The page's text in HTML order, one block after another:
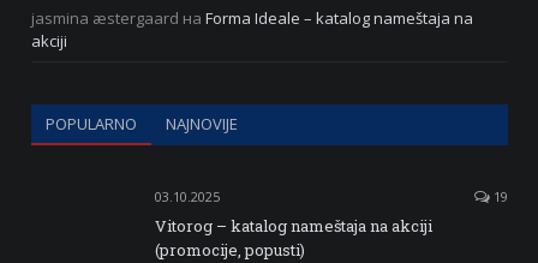
jasmina æstergaard на Forma Ideale – katalog nameštaja na
akciji
POPULARNO NAJNOVIJE
03.10.2025 19
Vitorog – katalog nameštaja na akciji
(promocije, popusti)